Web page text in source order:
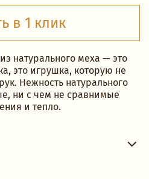
в 1 клик
натурального меха — это
это игрушка, которую не
Нежность натурального
ни с чем не сравнимые
и тепло.